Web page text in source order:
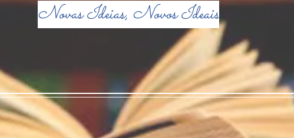
Novas Ideias, Novos Ideais